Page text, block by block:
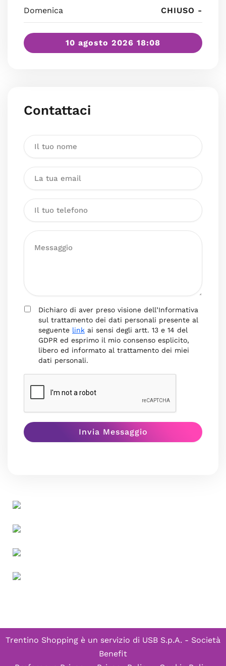
Domenica CHIUSO -
10 agosto 2026 18:08
Contattaci
Dichiaro di aver preso visione dell’Informativa
sul trattamento dei dati personali presente al
seguente link ai sensi degli artt. 13 e 14 del
GDPR ed esprimo il mio consenso esplicito,
libero ed informato al trattamento dei miei
dati personali.
Trentino Shopping è un servizio di USB S.p.A. - Società
Benefit